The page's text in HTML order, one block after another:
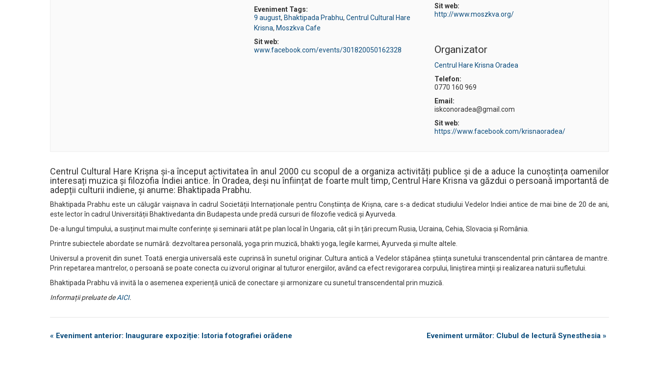
Eveniment Tags:
9 august, Bhaktipada Prabhu, Centrul Cultural Hare
Krisna, Moszkva Cafe
Sit web:
www.facebook.com/events/301820050162328
Sit web:
http://www.moszkva.org/
Organizator
Centrul Hare Krisna Oradea
Telefon:
0770 160 969
Email:
iskconoradea@gmail.com
Sit web:
https://www.facebook.com/krisnaoradea/
Centrul Cultural Hare Krișna și-a început activitatea în anul 2000 cu scopul de a organiza activități publice și de a aduce la cunoștința oamenilor
interesați muzica și filozofia Indiei antice. În Oradea, deși nu înființat de foarte mult timp, Centrul Hare Krisna va găzdui o persoană importantă de
adepții culturii indiene, și anume: Bhaktipada Prabhu.
Bhaktipada Prabhu este un călugăr vaișnava în cadrul Societății Internaționale pentru Conștiința de Krișna, care s-a dedicat studiului Vedelor Indiei antice de mai bine de 20 de ani,
este lector în cadrul Universității Bhaktivedanta din Budapesta unde predă cursuri de filozofie vedică și Ayurveda.
De-a lungul timpului, a susținut mai multe conferințe și seminarii atât pe plan local în Ungaria, cât și în țări precum Rusia, Ucraina, Cehia, Slovacia și România.
Printre subiectele abordate se numără: dezvoltarea personală, yoga prin muzică, bhakti yoga, legile karmei, Ayurveda și multe altele.
Universul a provenit din sunet. Toată energia universală este cuprinsă în sunetul originar. Cultura antică a Vedelor stăpânea ştiinţa sunetului transcendental prin cântarea de mantre.
Prin repetarea mantrelor, o persoană se poate conecta cu izvorul originar al tuturor energiilor, având ca efect revigorarea corpului, liniştirea minţii şi realizarea naturii sufletului.
Bhaktipada Prabhu vă invită la o asemenea experiență unică de conectare și armonizare cu sunetul transcendental prin muzică.
Informații preluate deAICI.
Eveniment
« Eveniment anterior: Inaugurare expoziție: Istoria fotografiei orădene Eveniment următor: Clubul de lectură Synesthesia »